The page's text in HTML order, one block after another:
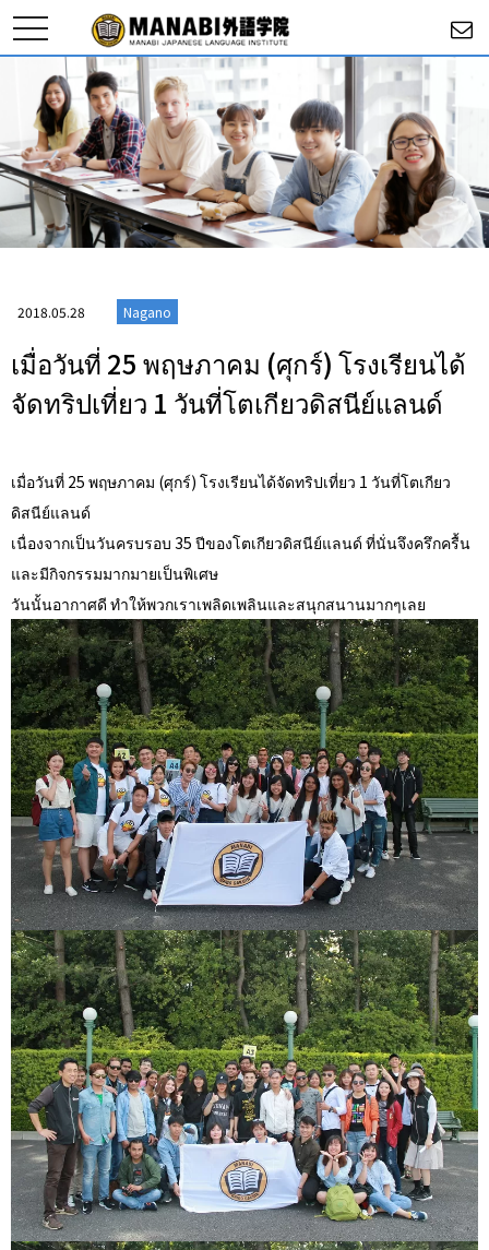
toggle
navigation
2018.05.28 Nagano
เมื่อวันที่ 25 พฤษภาคม (ศุกร์) โรงเรียนได้
จัดทริปเที่ยว 1 วันที่โตเกียวดิสนีย์แลนด์
เมื่อวันที่ 25 พฤษภาคม (ศุกร์) โรงเรียนได้จัดทริปเที่ยว 1 วันที่โตเกียว
ดิสนีย์แลนด์
เนื่องจากเป็นวันครบรอบ 35 ปีของโตเกียวดิสนีย์แลนด์ ที่นั่นจึงครึกครื้น
และมีกิจกรรมมากมายเป็นพิเศษ
วันนั้นอากาศดี ทำให้พวกเราเพลิดเพลินและสนุกสนานมากๆเลย